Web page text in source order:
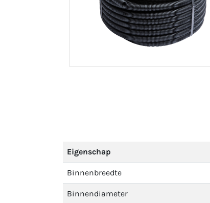
Eigenschap
Binnenbreedte
Binnendiameter